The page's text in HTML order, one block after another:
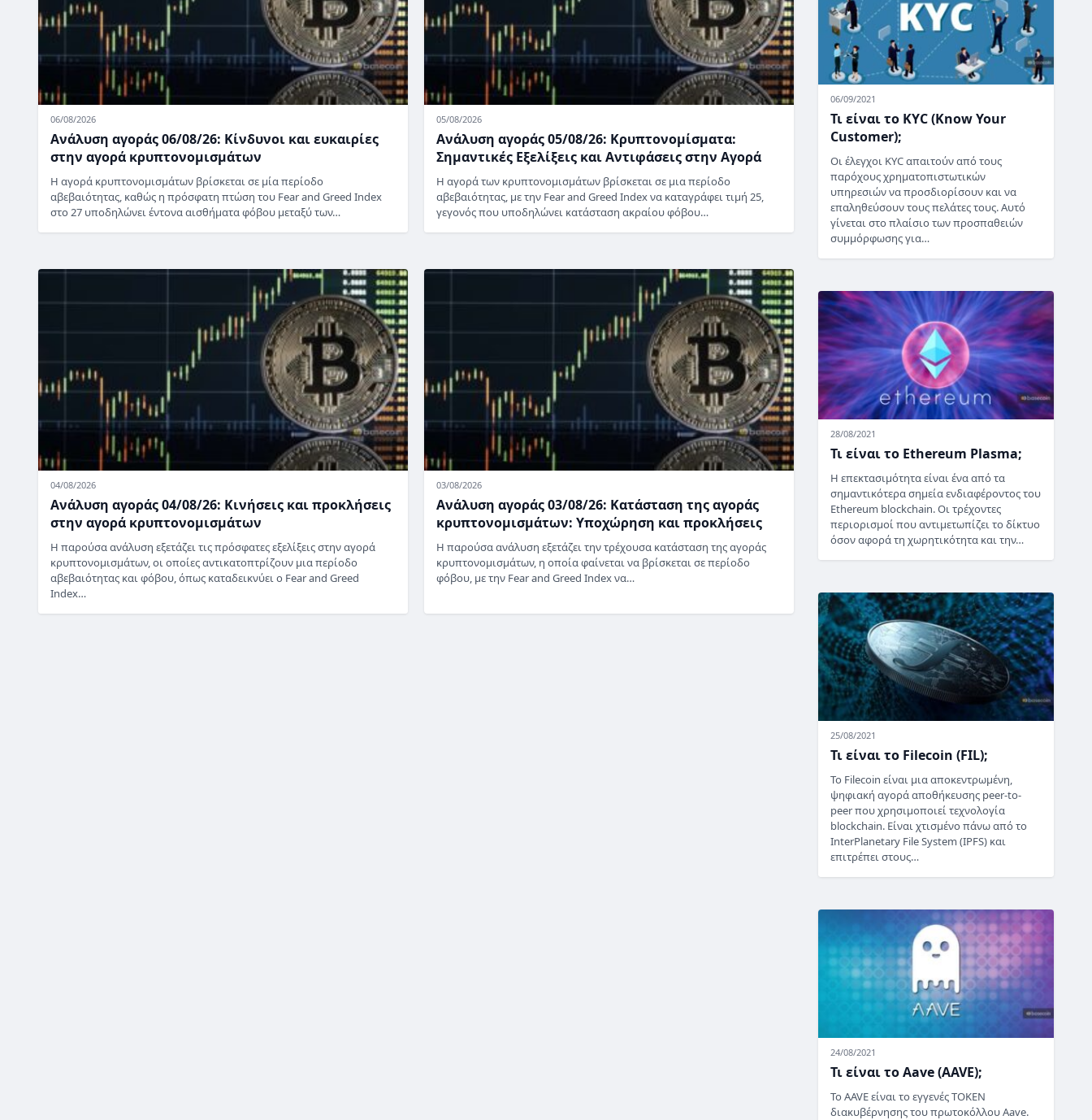
06/08/2026
Ανάλυση αγοράς 06/08/26: Κίνδυνοι και ευκαιρίες
στην αγορά κρυπτονομισμάτων
Η αγορά κρυπτονομισμάτων βρίσκεται σε μία περίοδο
αβεβαιότητας, καθώς η πρόσφατη πτώση του Fear and Greed Index
στο 27 υποδηλώνει έντονα αισθήματα φόβου μεταξύ των…
05/08/2026
Ανάλυση αγοράς 05/08/26: Κρυπτονομίσματα:
Σημαντικές Εξελίξεις και Αντιφάσεις στην Αγορά
Η αγορά των κρυπτονομισμάτων βρίσκεται σε μια περίοδο
αβεβαιότητας, με την Fear and Greed Index να καταγράφει τιμή 25,
γεγονός που υποδηλώνει κατάσταση ακραίου φόβου…
04/08/2026
Ανάλυση αγοράς 04/08/26: Κινήσεις και προκλήσεις
στην αγορά κρυπτονομισμάτων
Η παρούσα ανάλυση εξετάζει τις πρόσφατες εξελίξεις στην αγορά
κρυπτονομισμάτων, οι οποίες αντικατοπτρίζουν μια περίοδο
αβεβαιότητας και φόβου, όπως καταδεικνύει ο Fear and Greed
Index…
03/08/2026
Ανάλυση αγοράς 03/08/26: Κατάσταση της αγοράς
κρυπτονομισμάτων: Υποχώρηση και προκλήσεις
Η παρούσα ανάλυση εξετάζει την τρέχουσα κατάσταση της αγοράς
κρυπτονομισμάτων, η οποία φαίνεται να βρίσκεται σε περίοδο
φόβου, με την Fear and Greed Index να…
06/09/2021
Τι είναι το KYC (Know Your
Customer);
Οι έλεγχοι KYC απαιτούν από τους
παρόχους χρηματοπιστωτικών
υπηρεσιών να προσδιορίσουν και να
επαληθεύσουν τους πελάτες τους. Αυτό
γίνεται στο πλαίσιο των προσπαθειών
συμμόρφωσης για…
28/08/2021
Τι είναι το Ethereum Plasma;
Η επεκτασιμότητα είναι ένα από τα
σημαντικότερα σημεία ενδιαφέροντος του
Ethereum blockchain. Οι τρέχοντες
περιορισμοί που αντιμετωπίζει το δίκτυο
όσον αφορά τη χωρητικότητα και την…
25/08/2021
Τι είναι το Filecoin (FIL);
Το Filecoin είναι μια αποκεντρωμένη,
ψηφιακή αγορά αποθήκευσης peer-to-
peer που χρησιμοποιεί τεχνολογία
blockchain. Είναι χτισμένο πάνω από το
InterPlanetary File System (IPFS) και
επιτρέπει στους…
24/08/2021
Τι είναι το Aave (AAVE);
Το AAVE είναι το εγγενές TOKEN
διακυβέρνησης του πρωτοκόλλου Aave.